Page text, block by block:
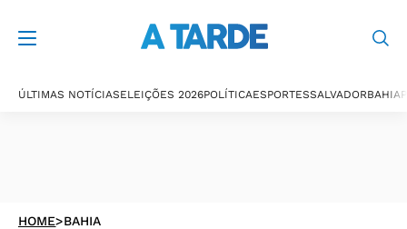
ÚLTIMAS NOTÍCIASELEIÇÕES 2026POLÍTICAESPORTESSALVADORBAHIA
HOME>BAHIA